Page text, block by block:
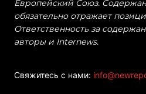
Европейский Союз.
обязательно отражает
Ответственность за
авторы и Internews.
Свяжитесь с нами: